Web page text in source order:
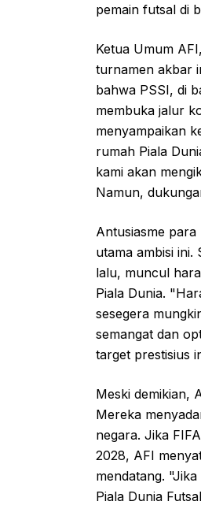
pemain futsal di
Ketua Umum
turnamen akbar
bahwa PSSI, di
membuka jalur
menyampaikan
rumah Piala
kami akan
Namun,
Antusiasme
utama ambisi ini.
lalu, muncul
Piala Dunia.
sesegera
semangat dan
target prestisius
Meski demikian,
Mereka
negara. Jika
2028, AFI
mendatang.
Piala Dunia